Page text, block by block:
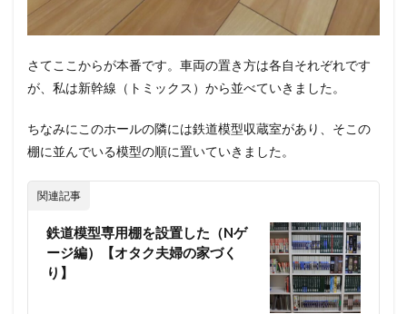
さてここからが本番です。車両の置き方は各自それぞれです
が、私は新幹線（トミックス）から並べていきました。
ちなみにこのホールの隣には鉄道模型収蔵室があり、そこの
棚に並んでいる模型の順に置いていきました。
関連記事
鉄道模型専用棚を設置した（Nゲ
ージ編）【オタク夫婦の家づく
り】